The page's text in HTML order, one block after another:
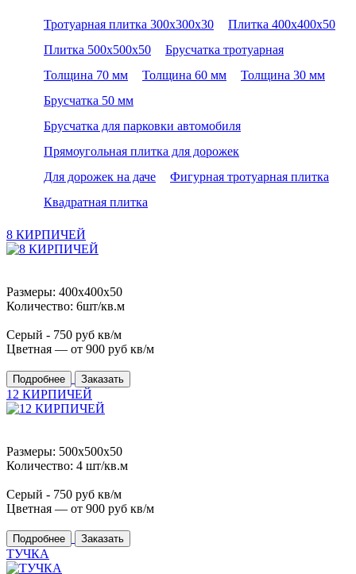
Тротуарная плитка 300х300х30
Плитка 400х400х50
Плитка 500х500х50
Брусчатка тротуарная
Толщина 70 мм
Толщина 60 мм
Толщина 30 мм
Брусчатка 50 мм
Брусчатка для парковки автомобиля
Прямоугольная плитка для дорожек
Для дорожек на даче
Фигурная тротуарная плитка
Квадратная плитка
8 КИРПИЧЕЙ
Размеры: 400x400x50
Количество: 6шт/кв.м
Серый - 750 руб кв/м
Цветная — от 900 руб кв/м
Подробнее Заказать
12 КИРПИЧЕЙ
Размеры: 500x500x50
Количество: 4 шт/кв.м
Серый - 750 руб кв/м
Цветная — от 900 руб кв/м
Подробнее Заказать
ТУЧКА